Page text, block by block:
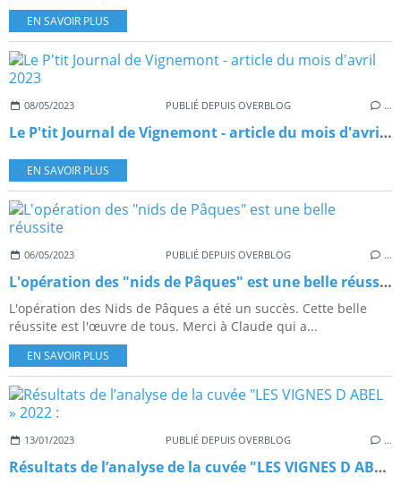
EN SAVOIR PLUS
08/05/2023 PUBLIÉ DEPUIS OVERBLOG …
Le P'tit Journal de Vignemont - article du mois d'avril 2023
EN SAVOIR PLUS
06/05/2023 PUBLIÉ DEPUIS OVERBLOG …
L'opération des "nids de Pâques" est une belle réussite
L'opération des Nids de Pâques a été un succès. Cette belle
réussite est l'œuvre de tous. Merci à Claude qui a...
EN SAVOIR PLUS
13/01/2023 PUBLIÉ DEPUIS OVERBLOG …
Résultats de l’analyse de la cuvée "LES VIGNES D ABEL » 2022 :